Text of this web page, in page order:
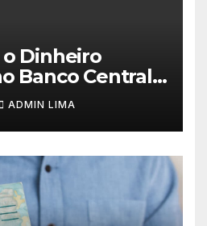
o Dinheiro
Banco Central:
do SVR
ADMIN LIMA